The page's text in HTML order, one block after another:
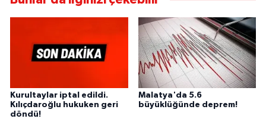
Kurultaylar iptal edildi.
Kılıçdaroğlu hukuken geri
döndü!
Malatya'da 5.6
büyüklüğünde deprem!